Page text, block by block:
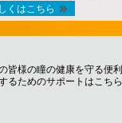
くはこちら
皆様の瞳の健康を守る便利
るためのサポートはこちら